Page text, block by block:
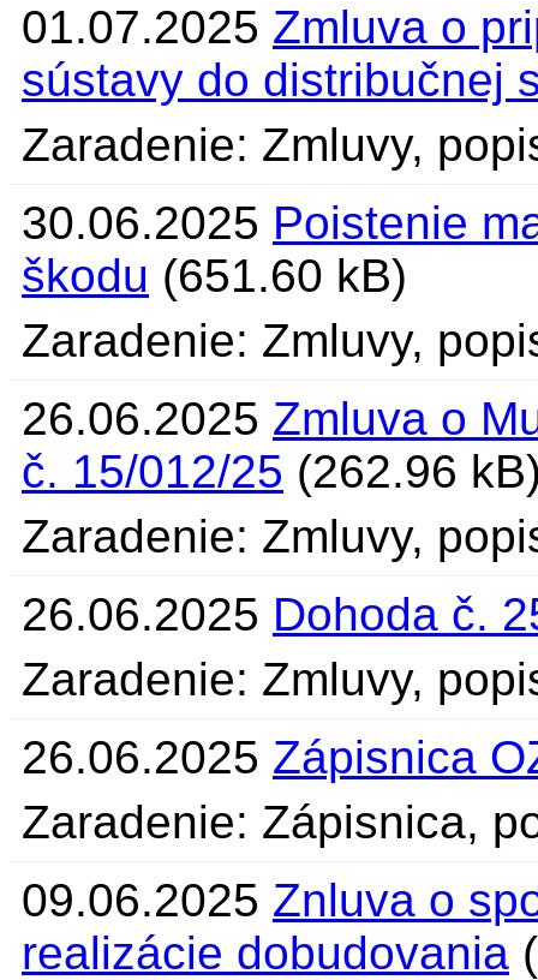
01.07.2025 Zmluva o
sústavy do distribučnej
Zaradenie: Zmluvy,
30.06.2025 Poistenie
škodu (651.60 kB)
Zaradenie: Zmluvy,
26.06.2025 Zmluva o
č. 15/012/25 (262.96
Zaradenie: Zmluvy,
26.06.2025 Dohoda č.
Zaradenie: Zmluvy,
26.06.2025 Zápisnica
Zaradenie: Zápisnica,
09.06.2025 Znluva o
realizácie dobudovania